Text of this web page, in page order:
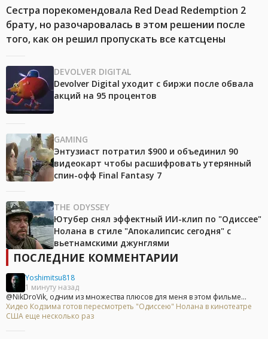
Сестра порекомендовала Red Dead Redemption 2
брату, но разочаровалась в этом решении после
того, как он решил пропускать все катсцены
DEVOLVER DIGITAL
Devolver Digital уходит с биржи после обвала
акций на 95 процентов
GAMING
Энтузиаст потратил $900 и объединил 90
видеокарт чтобы расшифровать утерянный
спин-офф Final Fantasy 7
THE ODYSSEY
Ютубер снял эффектный ИИ-клип по "Одиссее"
Нолана в стиле "Апокалипсис сегодня" с
вьетнамскими джунглями
ПОСЛЕДНИЕ КОММЕНТАРИИ
Yoshimitsu818
1 минуту назад
@NikDroVik, одним из множества плюсов для меня в этом фильме...
Хидео Кодзима готов пересмотреть "Одиссею" Нолана в кинотеатре
США еще несколько раз